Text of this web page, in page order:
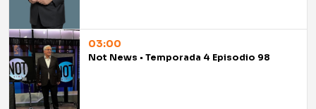
03:00
Not News • Temporada 4 Episodio 98